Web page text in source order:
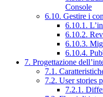
Console
6.10. Gestire i
6.10.1.
6.10.2.
6.10.3.
6.10.4.
7. Progettazione
7.1.
7.2. User stories
7.2.1.